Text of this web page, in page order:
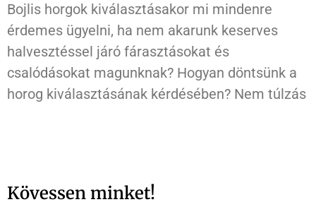
Bojlis horgok kiválasztásakor mi mindenre
érdemes ügyelni, ha nem akarunk keserves
halvesztéssel járó fárasztásokat és
csalódásokat magunknak? Hogyan döntsünk a
horog kiválasztásának kérdésében? Nem túlzás
Kövessen minket!